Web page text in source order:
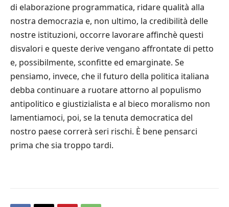
di elaborazione programmatica, ridare qualità alla
nostra democrazia e, non ultimo, la credibilità delle
nostre istituzioni, occorre lavorare affinchè questi
disvalori e queste derive vengano affrontate di petto
e, possibilmente, sconfitte ed emarginate. Se
pensiamo, invece, che il futuro della politica italiana
debba continuare a ruotare attorno al populismo
antipolitico e giustizialista e al bieco moralismo non
lamentiamoci, poi, se la tenuta democratica del
nostro paese correrà seri rischi. È bene pensarci
prima che sia troppo tardi.